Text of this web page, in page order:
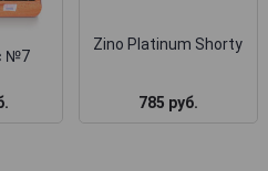
№7
Zino Platinum Shorty
785 руб.